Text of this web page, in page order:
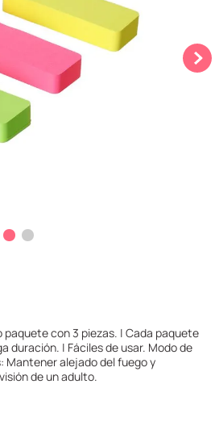
paquete con 3 piezas. | Cada paquete
duración. | Fáciles de usar. Modo de
Mantener alejado del fuego y
de un adulto.